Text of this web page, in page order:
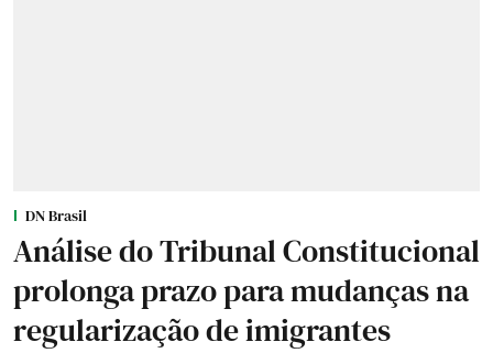
DN Brasil
Análise do Tribunal Constitucional
prolonga prazo para mudanças na
regularização de imigrantes